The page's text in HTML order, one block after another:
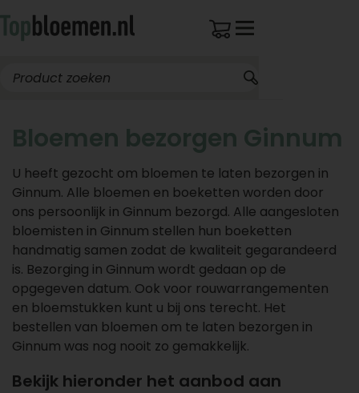
Bloemen bezorgen Ginnum
U heeft gezocht om bloemen te laten bezorgen in
Ginnum. Alle bloemen en boeketten worden door
ons persoonlijk in Ginnum bezorgd. Alle aangesloten
bloemisten in Ginnum stellen hun boeketten
handmatig samen zodat de kwaliteit gegarandeerd
is. Bezorging in Ginnum wordt gedaan op de
opgegeven datum. Ook voor rouwarrangementen
en bloemstukken kunt u bij ons terecht. Het
bestellen van bloemen om te laten bezorgen in
Ginnum was nog nooit zo gemakkelijk.
Bekijk hieronder het aanbod aan